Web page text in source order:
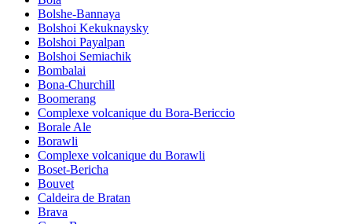
Bolshe-Bannaya
Bolshoi Kekuknaysky
Bolshoi Payalpan
Bolshoi Semiachik
Bombalai
Bona-Churchill
Boomerang
Complexe volcanique du Bora-Bericcio
Borale Ale
Borawli
Complexe volcanique du Borawli
Boset-Bericha
Bouvet
Caldeira de Bratan
Brava